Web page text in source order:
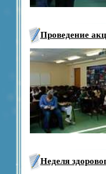
Проведение
Неделя